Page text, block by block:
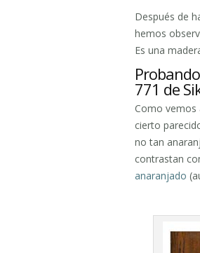
Después de
hemos
Es una
771 de
Como vemos
cierto
no tan
contrastan
anaranjado